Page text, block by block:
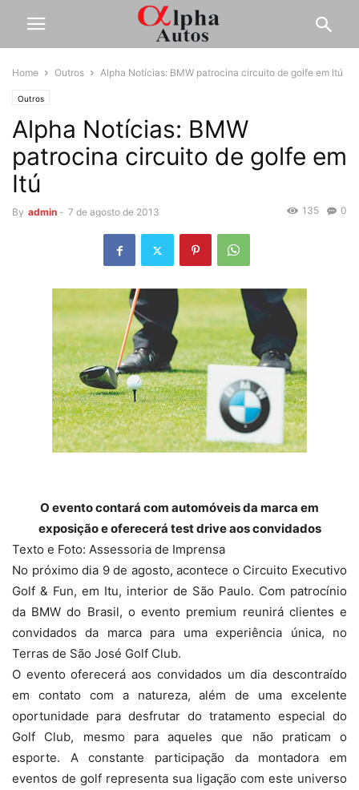
Home Outros Alpha Notícias: BMW patrocina circuito de golfe em Itú
Outros
Alpha Notícias: BMW
patrocina circuito de golfe em
Itú
By admin - 7 de agosto de 2013 0
135
O evento contará com automóveis da marca em
exposição e oferecerá test drive aos convidados
Texto e Foto: Assessoria de Imprensa
No próximo dia 9 de agosto, acontece o Circuito Executivo
Golf & Fun, em Itu, interior de São Paulo. Com patrocínio
da BMW do Brasil, o evento premium reunirá clientes e
convidados da marca para uma experiência única, no
Terras de São José Golf Club.
O evento oferecerá aos convidados um dia descontraído
em contato com a natureza, além de uma excelente
oportunidade para desfrutar do tratamento especial do
Golf Club, mesmo para aqueles que não praticam o
esporte. A constante participação da montadora em
eventos de golf representa sua ligação com este universo